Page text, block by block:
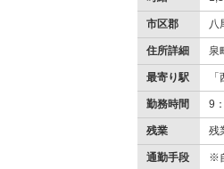
市区郡 八
住所詳細 泉
最寄り駅
勤務時間 9
残業 残
通勤手段
※